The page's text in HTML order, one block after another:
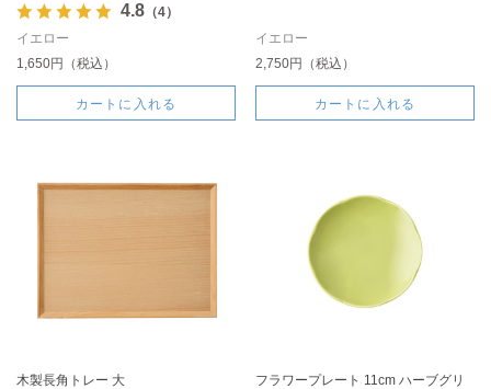
4.8（4）
イエロー
1,650円（税込）
カートに入れる
イエロー
2,750円（税込）
カートに入れる
木製長角トレー 大
フラワープレート 11cm ハーブグリ